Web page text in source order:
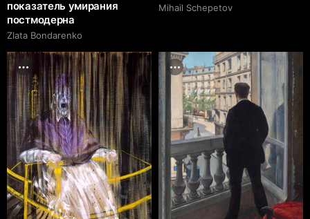
показатель умирания
постмодерна
Zlata Bondarenko
Mihail Schepetov